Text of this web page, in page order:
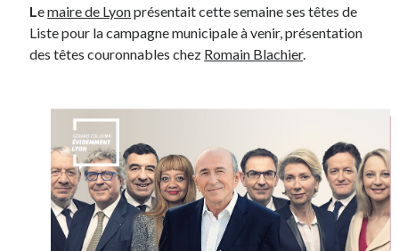
Bon plan du dimanche
Coup de coeur
Daddy
Engagé
Geek
Green
Lemaire de Lyonprésentait cette semaine ses têtes de
Liste pour la campagne municipale à venir, présentation
des têtes couronnables chez Romain Blachier.